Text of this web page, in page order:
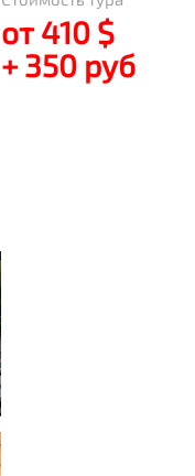
от 410 $
+ 350 руб